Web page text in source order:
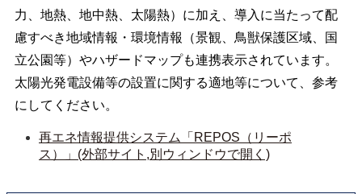
力、地熱、地中熱、太陽熱）に加え、導入に当たって配
慮すべき地域情報・環境情報（景観、鳥獣保護区域、国
立公園等）やハザードマップも連携表示されています。
太陽光発電設備等の設置に関する適地等について、参考
にしてください。
再エネ情報提供システム「REPOS（リーポ
ス）」(外部サイト,別ウィンドウで開く)